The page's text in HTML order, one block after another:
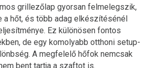
grillezőlap gyorsan felmelegszik,
a hőt, és több adag elkészítésénél
Ez különösen fontos
de egy komolyabb otthoni setup-
A megfelelő hőfok nemcsak
bent tartja a szaftot is.